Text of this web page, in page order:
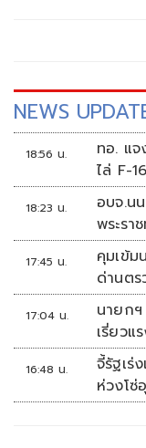
NEWS
18:56 น.
ทอ. แจ
ไล่ F-
18:23 น.
อบจ.น
พระรา
ประเสริ
17:45 น.
คุมเข้
ด่านตร
17:04 น.
นายก
เรี่ยวแ
16:48 น.
จี้รัฐเร่
ห่วงโซ่